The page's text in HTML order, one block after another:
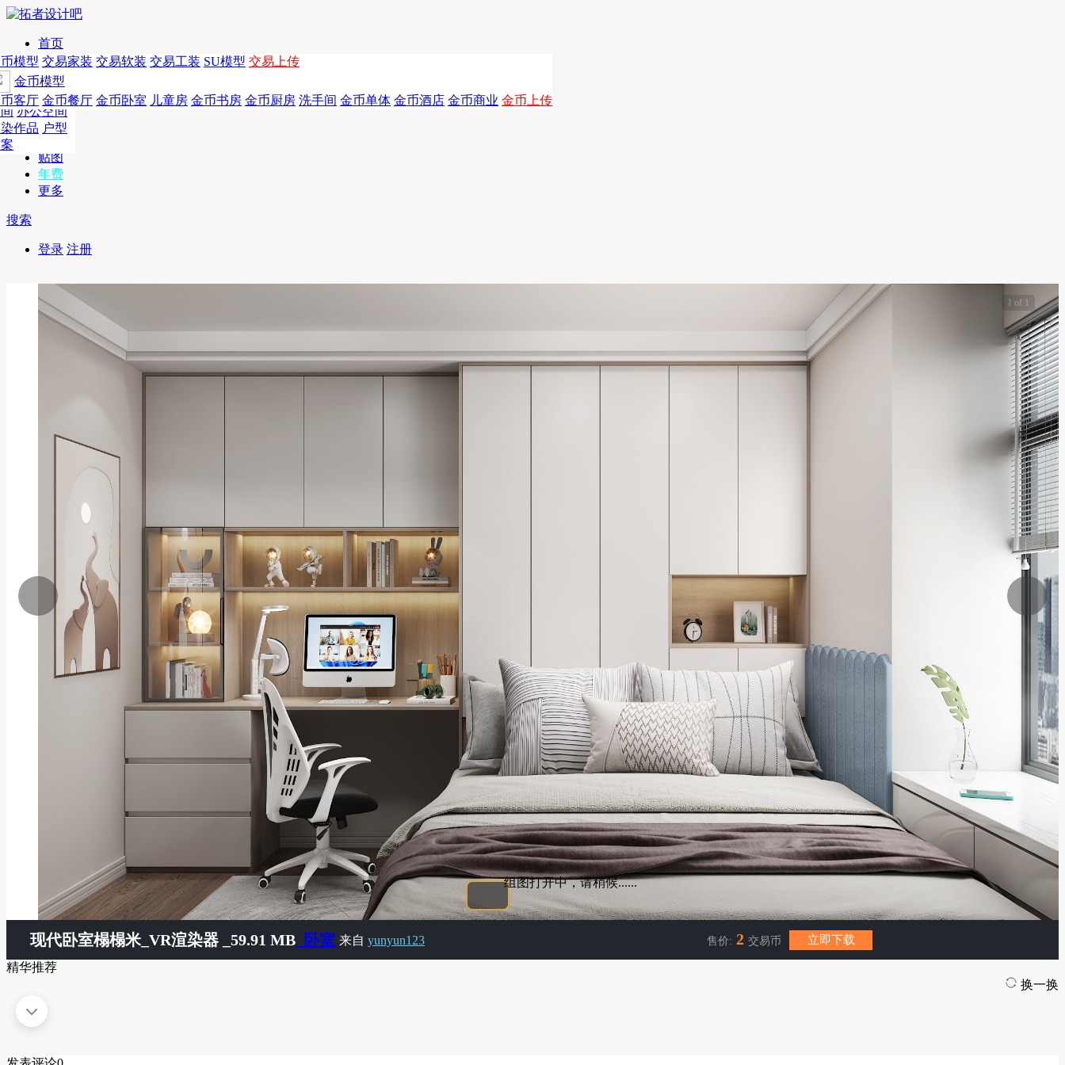
首页
发现
年费 作品 图纸 交易 软装 工装 SU模 金币
年费版块
费图纸 年费户型 年费高清 年费视频 年费模型 年费精选
作品
别墅 国外
酒店设计
设计 商业
办公空间
作品 户型
模型
模型 交易家装 交易软装 交易工装 SU模型 交易上传
金币模型
客厅 金币餐厅 金币卧室 儿童房 金币书房 金币厨房 洗手间 金币单体 金币酒店 金币商业 金币上传
CAD
概念
贴图
年费
更多
搜索
登录 注册
1 of 1
组图打开中，请稍候......
现代卧室榻榻米 _VR渲染器 _59.91 MB _卧室 来自 yunyun123 售价: 2 交易币 立即下载
精华推荐
换一换